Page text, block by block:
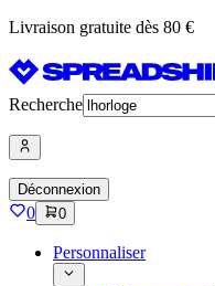
Livraison gratuite dès 80 €
Recherche
Déconnexion
0 0
Personnaliser